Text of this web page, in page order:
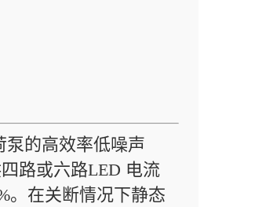
泵的高效率低噪声
路或六路LED 电流
。在关断情况下静态